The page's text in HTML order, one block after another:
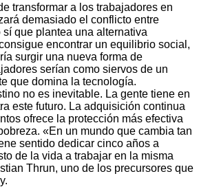
transformar a los trabajadores en
demasiado el conflicto entre
que plantea una alternativa
encontrar un equilibrio social,
surgir una nueva forma de
serían como siervos de un
que domina la tecnología.
no es inevitable. La gente tiene en
este futuro. La adquisición continua
ofrece la protección más efectiva
«En un mundo que cambia tan
sentido dedicar cinco años a
de la vida a trabajar en la misma
Thrun, uno de los precursores que